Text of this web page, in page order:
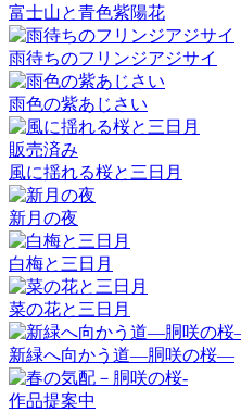
富士山と青色紫陽花
雨待ちのフリンジアジサイ
雨色の紫あじさい
販売済み
風に揺れる桜と三日月
新月の夜
白梅と三日月
菜の花と三日月
新緑へ向かう道―胴咲の桜―
作品提案中